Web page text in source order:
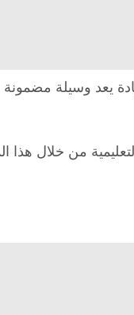
يعد وسيلة
من خلال هذا